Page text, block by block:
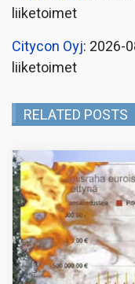
liiketoimet
Citycon Oyj: 2026-
liiketoimet
RELATED POSTS